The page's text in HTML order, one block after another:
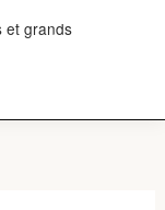
et grands